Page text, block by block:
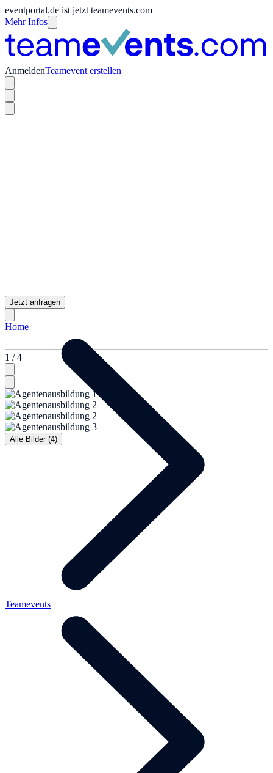
eventportal.de ist jetzt teamevents.com
Mehr Infos
AnmeldenTeamevent erstellen
1 / 4
Alle Bilder (4)
Jetzt anfragen
Home
Teamevents